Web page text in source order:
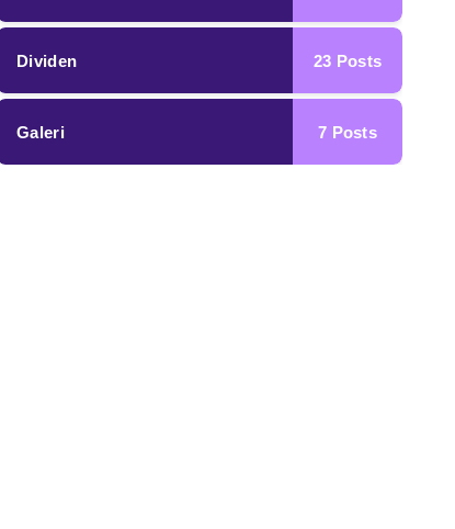
Dividen 23 Posts
Galeri 7 Posts